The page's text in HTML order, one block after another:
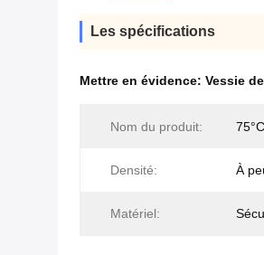
Les spécifications
Mettre en évidence: Vessie
Nom du produit:
Densité: À
Matériel: